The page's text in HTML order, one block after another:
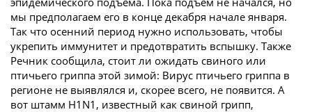
мы предполагаем его в конце декабря начале января.
Так что осенний период нужно использовать, чтобы
укрепить иммунитет и предотвратить вспышку. Также
Речник сообщила, стоит ли ожидать свиного или
птичьего гриппа этой зимой: Вирус птичьего гриппа в
регионе не выявлялся и, скорее всего, не появится. А
вот штамм H1N1, известный как свиной грипп,